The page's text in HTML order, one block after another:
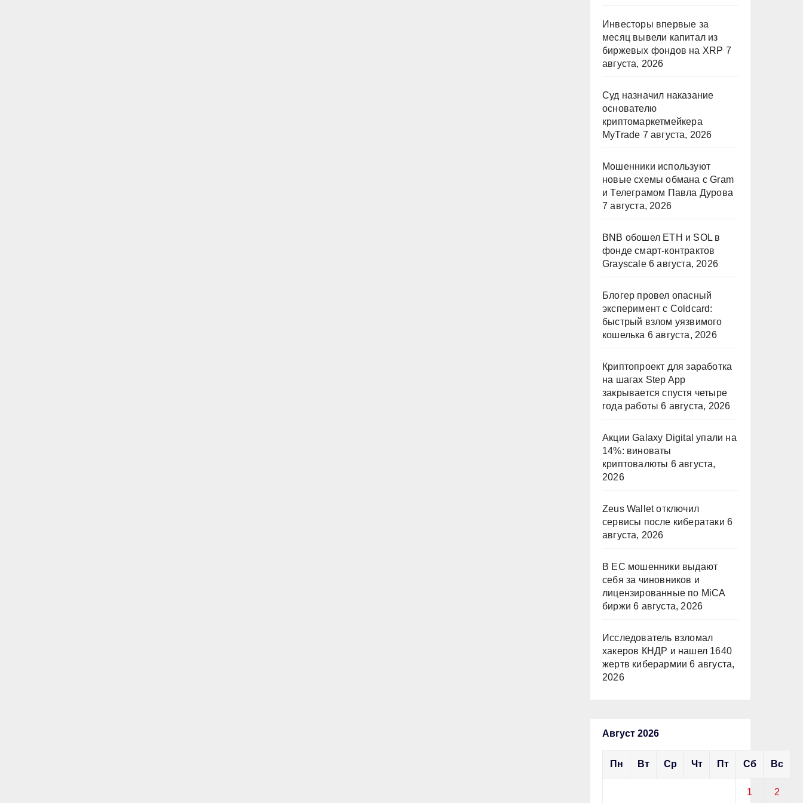
Инвесторы впервые за
месяц вывели капитал из
биржевых фондов на XRP 7
августа, 2026
Суд назначил наказание
основателю
криптомаркетмейкера
MyTrade 7 августа, 2026
Мошенники используют
новые схемы обмана с Gram
и Телеграмом Павла Дурова
7 августа, 2026
BNB обошел ETH и SOL в
фонде смарт-контрактов
Grayscale 6 августа, 2026
Блогер провел опасный
эксперимент с Coldcard:
быстрый взлом уязвимого
кошелька 6 августа, 2026
Криптопроект для заработка
на шагах Step App
закрывается спустя четыре
года работы 6 августа, 2026
Акции Galaxy Digital упали на
14%: виноваты
криптовалюты 6 августа,
2026
Zeus Wallet отключил
сервисы после кибератаки 6
августа, 2026
В ЕС мошенники выдают
себя за чиновников и
лицензированные по MiCA
биржи 6 августа, 2026
Исследователь взломал
хакеров КНДР и нашел 1640
жертв киберармии 6 августа,
2026
Август 2026
Пн Вт Ср Чт Пт Сб Вс
1 2